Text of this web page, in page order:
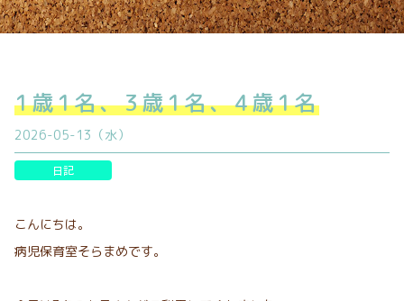
1歳1名、3歳1名、4歳1名
2026-05-13（水）
日記
こんにちは。
病児保育室そらまめです。